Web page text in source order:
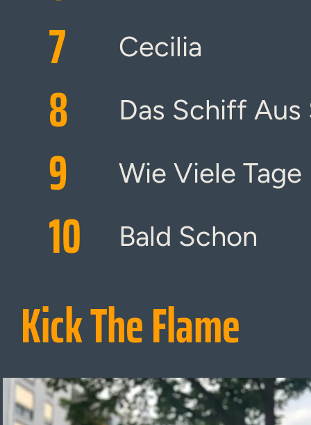
7 Cecilia
8 Das Schiff
9 Wie Viele Tage
10 Bald Schon
Kick The Flame